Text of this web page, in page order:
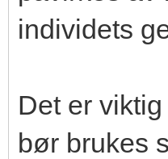
individets
Det er
bør brukes